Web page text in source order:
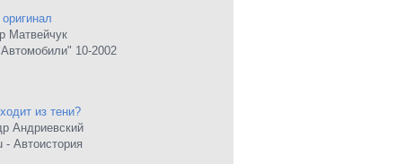
Матвейчук
10-2002
из тени?
Андриевский
- Автоистория